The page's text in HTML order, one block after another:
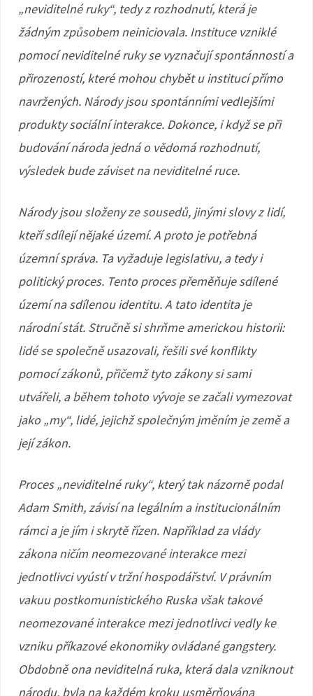
„neviditelné ruky“, tedy z rozhodnutí, která je
žádným způsobem neiniciovala. Instituce vzniklé
pomocí neviditelné ruky se vyznačují spontánností a
přirozeností, které mohou chybět u institucí přímo
navržených. Národy jsou spontánními vedlejšími
produkty sociální interakce. Dokonce, i když se při
budování národa jedná o vědomá rozhodnutí,
výsledek bude záviset na neviditelné ruce.
Národy jsou složeny ze sousedů, jinými slovy z lidí,
kteří sdílejí nějaké území. A proto je potřebná
územní správa. Ta vyžaduje legislativu, a tedy i
politický proces. Tento proces přeměňuje sdílené
území na sdílenou identitu. A tato identita je
národní stát. Stručně si shrňme americkou historii:
lidé se společně usazovali, řešili své konflikty
pomocí zákonů, přičemž tyto zákony si sami
utvářeli, a během tohoto vývoje se začali vymezovat
jako „my“, lidé, jejichž společným jměním je země a
její zákon.
Proces „neviditelné ruky“, který tak názorně podal
Adam Smith, závisí na legálním a institucionálním
rámci a je jím i skrytě řízen. Například za vlády
zákona ničím neomezované interakce mezi
jednotlivci vyústí v tržní hospodářství. V právním
vakuu postkomunistického Ruska však takové
neomezované interakce mezi jednotlivci vedly ke
vzniku příkazové ekonomiky ovládané gangstery.
Obdobně ona neviditelná ruka, která dala vzniknout
národu, byla na každém kroku usměrňována